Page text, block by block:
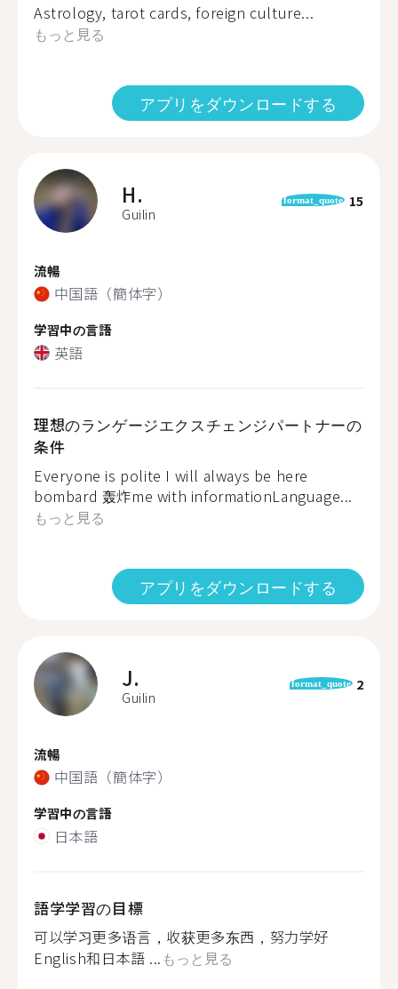
Astrology, tarot cards, foreign culture...
もっと見る
アプリをダウンロードする
H.
Guilin
format_quote 15
流暢
中国語（簡体字）
学習中の言語
英語
理想のランゲージエクスチェンジパートナーの
条件
Everyone is polite I will always be here
bombard 轰炸me with informationLanguage...
もっと見る
アプリをダウンロードする
J.
Guilin
format_quote 2
流暢
中国語（簡体字）
学習中の言語
日本語
語学学習の目標
可以学习更多语言，收获更多东西，努力学好
English和日本語 ... もっと見る